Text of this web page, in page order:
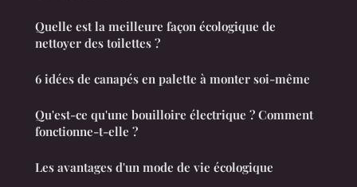
Quelle est la meilleure façon écologique de
nettoyer des toilettes ?
6 idées de canapés en palette à monter soi-même
Qu'est-ce qu'une bouilloire électrique ? Comment
fonctionne-t-elle ?
Les avantages d'un mode de vie écologique